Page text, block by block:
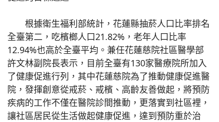
根據衛生福利部統計，花蓮縣抽菸人口比率排名
全臺第二，吃檳榔人口21.82%，老年人口比率
12.94%也高於全臺平均。兼任花蓮慈院社區醫學部
許文林副院長表示，目前全臺有130家醫療院所加入
了健康促進行列，其中花蓮慈院為了推動健康促進醫
院，發揮創意從戒菸、戒檳、高齡友善做起，將預防
疾病的工作不僅在醫院診間推動，更落實到社區裡，
讓社區居民從生活做起健康促進，達到預防重於治